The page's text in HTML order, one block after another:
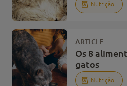
Nutrição
ARTICLE
Os 8
gatos
Nutrição